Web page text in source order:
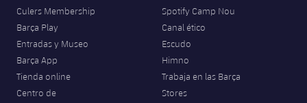
Clasificaciones
Clasificaciones
Hockey Hierba Masculino
Hockey Hierba Femenino
Actualidad
Plantilla
Agenda
Escuela de Patinaje
Rugby
Actualidad
plusicon
más
Culers Membership
Barça Play
Entradas y Museo
Barça App
Tienda online
Centro de
Spotify Camp Nou
Canal ético
Escudo
Himno
Trabaja en las Barça
Stores